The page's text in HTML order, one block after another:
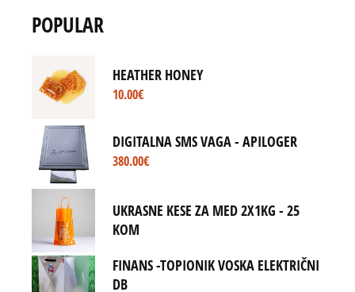
POPULAR
HEATHER HONEY
10.00€
DIGITALNA SMS VAGA - APILOGER
380.00€
UKRASNE KESE ZA MED 2X1KG - 25
KOM
FINANS -TOPIONIK VOSKA ELEKTRIČNI
DB